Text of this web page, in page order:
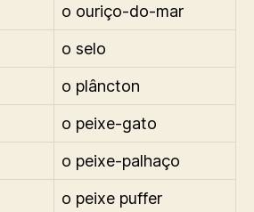
o ouriço-do-mar
o selo
o plâncton
o peixe-gato
o peixe-palhaço
o peixe puffer